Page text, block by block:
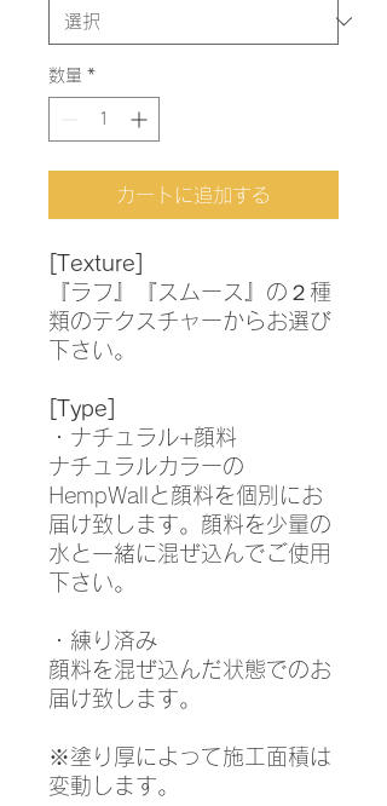
数量 *
カートに追加する
[Texture]
『ラフ』『スムース』の２種
類のテクスチャーからお選び
下さい。
[Type]
・ナチュラル+顔料
ナチュラルカラーの
HempWallと顔料を個別にお
届け致します。顔料を少量の
水と一緒に混ぜ込んでご使用
下さい。
・練り済み
顔料を混ぜ込んだ状態でのお
届け致します。
※塗り厚によって施工面積は
変動します。